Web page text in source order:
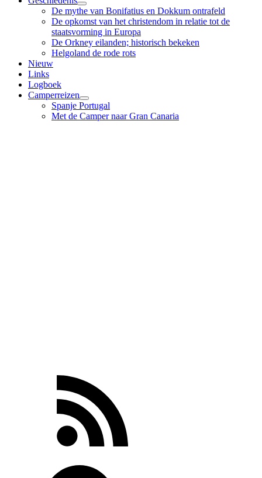
De mythe van Bonifatius en Dokkum ontrafeld
De opkomst van het christendom in relatie tot de
staatsvorming in Europa
De Orkney eilanden; historisch bekeken
Helgoland de rode rots
Nieuw
Links
Logboek
Camperreizen
Spanje Portugal
Met de Camper naar Gran Canaria